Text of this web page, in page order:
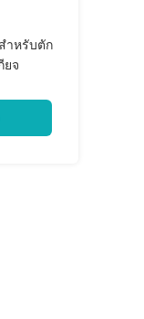
าหรับตัก
ยจ